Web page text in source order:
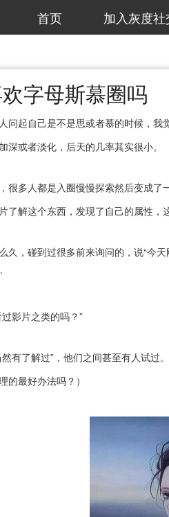
首页 加入灰度社
字母斯慕圈吗
问起自己是不是思或者慕的时候，
深或者淡化，后天的几率其实很小。
很多人都是入圈慢慢探索然后变成
了解这个东西，发现了自己的属性，
久，碰到过很多前来询问的，说“今
影片之类的吗？”
有了解过”，他们之间甚至有人试
的最好办法吗？）